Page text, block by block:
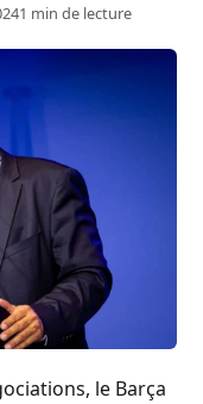
1 min de lecture
le Barça